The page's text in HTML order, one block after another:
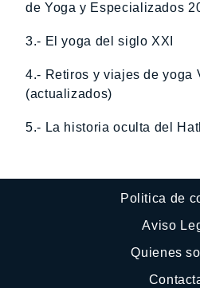
de Yoga y Especializados
3.- El yoga del siglo XXI
4.- Retiros y viajes de yoga
(actualizados)
5.- La historia oculta del
Politica de
Aviso
Quienes